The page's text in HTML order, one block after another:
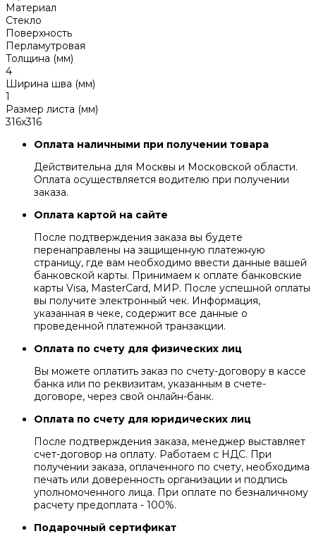
Материал
Стекло
Поверхность
Перламутровая
Толщина (мм)
4
Ширина шва (мм)
1
Размер листа (мм)
316x316
Оплата наличными при получении товара
Действительна для Москвы и Московской области.
Оплата осуществляется водителю при получении
заказа.
Оплата картой на сайте
После подтверждения заказа вы будете
перенаправлены на защищенную платежную
страницу, где вам необходимо ввести данные вашей
банковской карты. Принимаем к оплате банковские
карты Visa, MasterCard, МИР. После успешной оплаты
вы получите электронный чек. Информация,
указанная в чеке, содержит все данные о
проведенной платежной транзакции.
Оплата по счету для физических лиц
Вы можете оплатить заказ по счету-договору в кассе
банка или по реквизитам, указанным в счете-
договоре, через свой онлайн-банк.
Оплата по счету для юридических лиц
После подтверждения заказа, менеджер выставляет
счет-договор на оплату. Работаем с НДС. При
получении заказа, оплаченного по счету, необходима
печать или доверенность организации и подпись
уполномоченного лица. При оплате по безналичному
расчету предоплата - 100%.
Подарочный сертификат